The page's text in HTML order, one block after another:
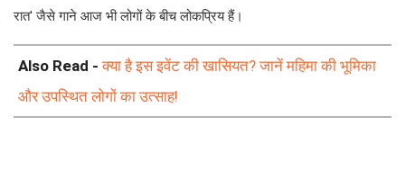
रात' जैसे गाने आज भी लोगों के बीच लोकप्रिय हैं।
Also Read -क्या है इस इवेंट की खासियत? जानें महिमा की भूमिका
और उपस्थित लोगों का उत्साह!